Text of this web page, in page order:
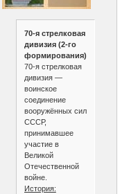
70-я стрелковая
дивизия (2-го
формирования)
70-я стрелковая
дивизия —
воинское
соединение
вооружённых сил
СССР,
принимавшее
участие в
Великой
Отечественной
войне.
История: